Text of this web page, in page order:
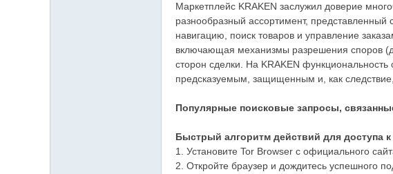
Маркетплейс KRAKEN заслужил доверие
разнообразный ассортимент,
навигацию, поиск товаров и управление
включающая механизмы разрешения споров
сторон сделки. На KRAKEN
предсказуемым, защищенным и, как
Популярные поисковые запросы,
Быстрый алгоритм действий для доступа к
1. Установите Tor Browser с официального
2. Откройте браузер и дождитесь успешного